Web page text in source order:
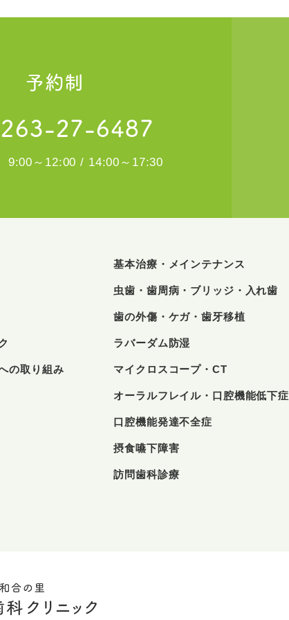
予約制
27-6487
9:00～12:00 / 14:00～17:30
の取り組み
基本治療・メインテナンス
虫歯・歯周病・ブリッジ・入れ歯
歯の外傷・ケガ・歯牙移植
ラバーダム防湿
マイクロスコープ・CT
オーラルフレイル・口腔機能低下症
口腔機能発達不全症
摂食嚥下障害
訪問歯科診療